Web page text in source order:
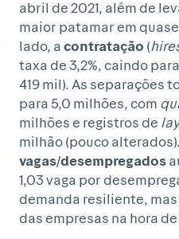
abril de 2021, além de
maior patamar em
lado, acontratação (
taxa de 3,2%, caindo para
419 mil). As separações
para 5,0 milhões, com
milhões e registros de
milhão (pouco
vagas/desempregados
1,03 vaga por
demanda resiliente,
das empresas na hora